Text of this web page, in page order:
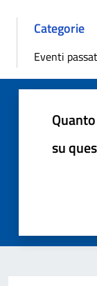
Categorie
Eventi
su